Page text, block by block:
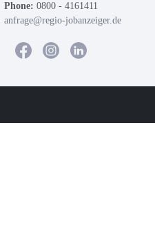
Phone: 0800 - 4161411
anfrage@regio-jobanzeiger.de